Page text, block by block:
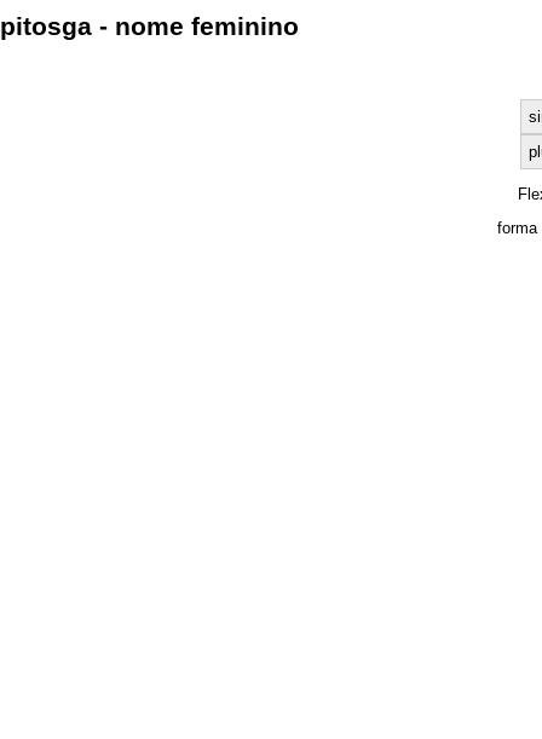
pitosga - nome feminino